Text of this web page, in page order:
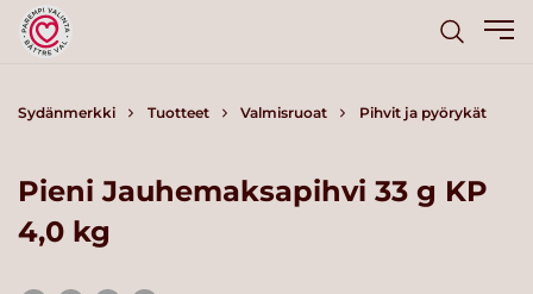
Sydänmerkki Tuotteet Valmisruoat Pihvit ja pyörykät
Pieni Jauhemaksapihvi 33 g KP
4,0 kg